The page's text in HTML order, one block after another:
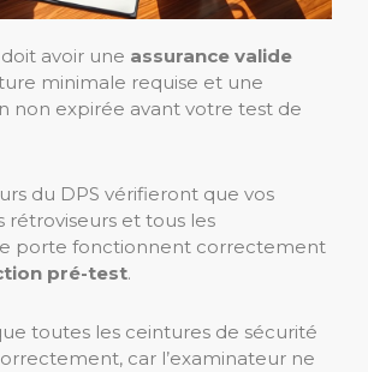
avoir une assurance valide
minimale requise et une
non expirée avant votre test de
du DPS vérifieront que vos
rétroviseurs et tous les
porte fonctionnent correctement
pré-test.
toutes les ceintures de sécurité
car l’examinateur ne